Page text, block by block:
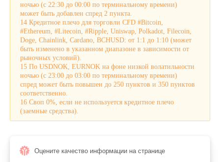
ночью (с 22:30 до 00:00 по терминальному времени)
может быть добавлен спред 2 пункта.
14 Кредитное плечо для торговли CFD #Bitcoin,
#Ethereum, #Litecoin, #Ripple, Uniswap, Polkadot, Filecoin,
Doge, Chainlink, Cardano, BCHUSD: от 1:1 до 1:10 (может
быть изменено в указанном диапазоне в зависимости от
рыночных условий).
15 По USDNOK, EURNOK на фоне низкой волатильности
ночью (с 23:00 до 03:00 по терминальному времени)
спред может быть повышен до 250 пунктов и 350 пунктов
соответственно.
16 Своп 0%, если не используется кредитное плечо
(заемные средства).
Оцените качество информации на странице